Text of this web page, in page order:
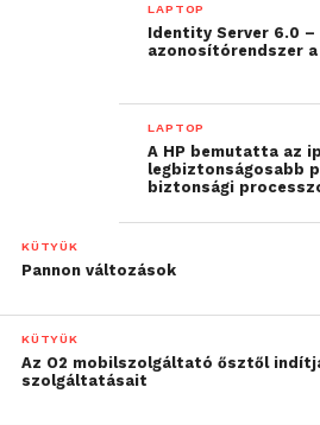
LAPTOP
Identity Server 6.0 –
azonosítórendszer
LAPTOP
A HP bemutatta az
legbiztonságosabb
biztonsági
KÜTYÜK
Pannon változások
KÜTYÜK
Az O2 mobilszolgáltató ősztől
szolgáltatásait